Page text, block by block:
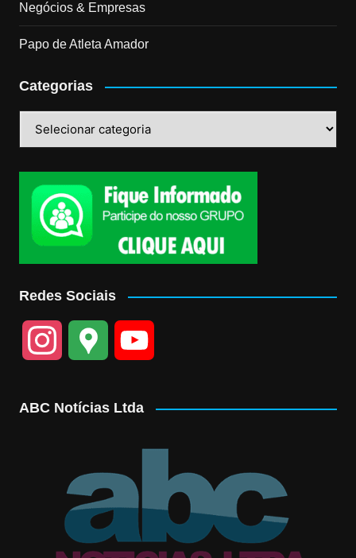
Negócios & Empresas
Papo de Atleta Amador
Categorias
Redes Sociais
a
g
l
e b
ABC Notícias Ltda